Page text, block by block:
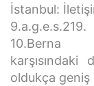
İstanbul:
9.a.g.e.s.219.
10.Berna
karşısındaki
oldukça geniş